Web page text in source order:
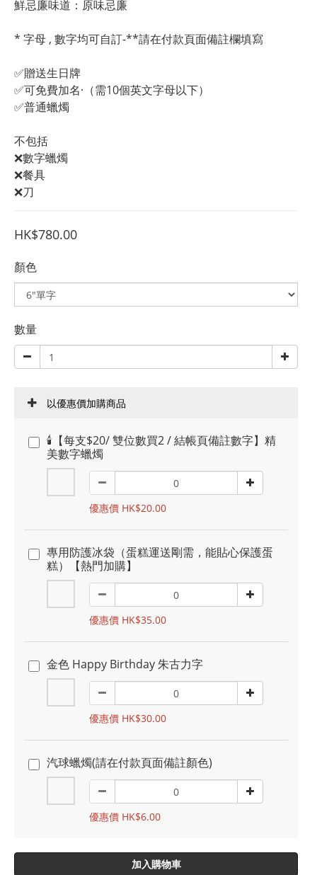
鮮忌廉味道：原味忌廉
* 字母 , 數字均可自訂-**請在付款頁面備註欄填寫
✅贈送生日牌
✅可免費加名·（需10個英文字母以下）
✅普通蠟燭
不包括
❌數字蠟燭
❌餐具
❌刀
HK$780.00
顏色
數量
以優惠價加購商品
🕯️【每支$20/ 雙位數買2 / 結帳頁備註數字】精
美數字蠟燭
優惠價 HK$20.00
專用防護冰袋（蛋糕運送剛需，能貼心保護蛋
糕）【熱門加購】
優惠價 HK$35.00
金色 Happy Birthday 朱古力字
優惠價 HK$30.00
汽球蠟燭(請在付款頁面備註顏色)
優惠價 HK$6.00
加入購物車